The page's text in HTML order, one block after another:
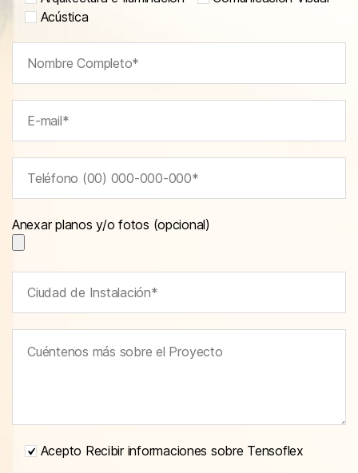
Acústica
Anexar planos y/o fotos (opcional)
Acepto Recibir informaciones sobre Tensoflex